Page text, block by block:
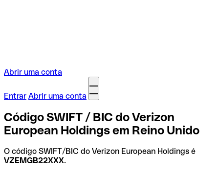
Abrir uma conta
Entrar Abrir uma conta
Código SWIFT / BIC do Verizon
European Holdings em Reino Unido
O código SWIFT/BIC do Verizon European Holdings é
VZEMGB22XXX.